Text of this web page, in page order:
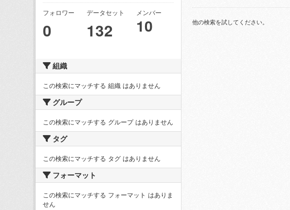
フォロワー
0
データセット
132
メンバー
10
組織
この検索にマッチする 組織 はありません
グループ
この検索にマッチする グループ はありません
タグ
この検索にマッチする タグ はありません
フォーマット
この検索にマッチする フォーマット はありま
せん
他の検索を試してください。